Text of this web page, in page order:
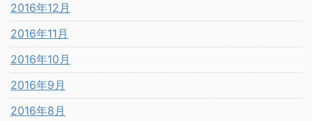
2016年12月
2016年11月
2016年10月
2016年9月
2016年8月